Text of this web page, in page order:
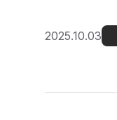
2025.10.03